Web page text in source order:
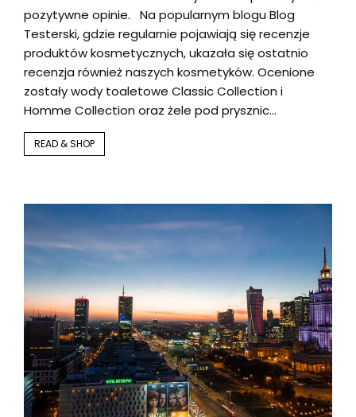
pozytywne opinie. Na popularnym blogu Blog
Testerski, gdzie regularnie pojawiają się recenzje
produktów kosmetycznych, ukazała się ostatnio
recenzja również naszych kosmetyków. Ocenione
zostały wody toaletowe Classic Collection i
Homme Collection oraz żele pod prysznic…
READ & SHOP